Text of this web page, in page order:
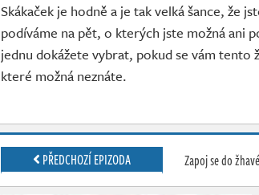
Skákaček je hodně a je tak velká šance, že
podíváme na pět, o kterých jste možná ani
jednu dokážete vybrat, pokud se vám tento
které možná neznáte.
PŘEDCHOZÍ EPIZODA
(S1E133)
Zapoj se do